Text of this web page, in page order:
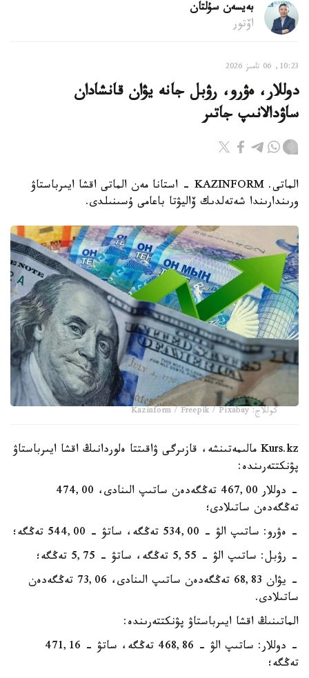
بەيسەن سۇلتان
اۆتور
10:23, 06 تامىز 2026
دوللار، ەۋرو، رۋبل جانە يۋان قانشادان
ساۋدالانىپ جاتىر
الماتى. KAZINFORM - استانا مەن الماتى اقشا ايىرباستاۋ
ورىندارىندا شەتەلدىك ۆاليۋتا باعامى ۇسىنىلدى.
كوللاج: Kazinform / Freepik / Pixabay
Kurs.kz مالىمەتىنشە، قازىرگى ۋاقىتتا ەلوردانىڭ اقشا ايىرباستاۋ
پۋنكتتەرىندە:
- دوللار 467,00 تەڭگەدەن ساتىپ الىنادى، 474,00
تەڭگەدەن ساتىلادى؛
- ەۋرو: ساتىپ الۋ - 534,00 تەڭگە، ساتۋ - 544,00 تەڭگە؛
- رۋبل: ساتىپ الۋ - 5,55 تەڭگە، ساتۋ - 5,75 تەڭگە؛
- يۋان 68,83 تەڭگەدەن ساتىپ الىنادى، 73,06 تەڭگەدەن
ساتىلادى.
الماتىنىڭ اقشا ايىرباستاۋ پۋنكتتەرىندە:
- دوللار: ساتىپ الۋ - 468,86 تەڭگە، ساتۋ - 471,16
تەڭگە؛